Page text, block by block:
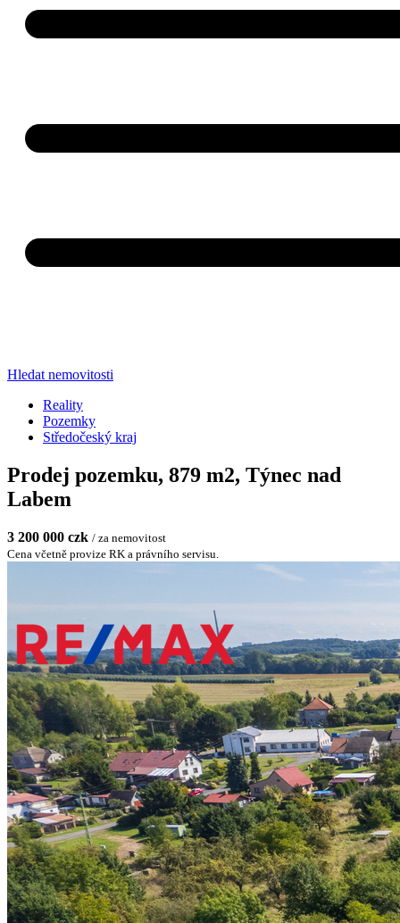
Hledat nemovitosti
Reality
Pozemky
Středočeský kraj
Prodej pozemku, 879 m2, Týnec nad
Labem
3 200 000 czk / za nemovitost
Cena včetně provize RK a právního servisu.